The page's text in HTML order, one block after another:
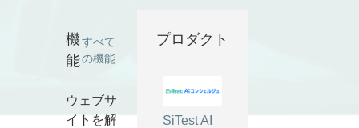
機
能
すべて
の機能
ウェブサ
イトを解
プロダクト
SiTest AI